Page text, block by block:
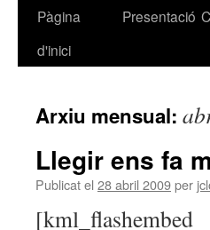
Vés
Pàgina
d'inici
Presentació
Arxiu mensual:
Llegir ens fa
Publicat el 28 abril 2009per
[kml_flashembed